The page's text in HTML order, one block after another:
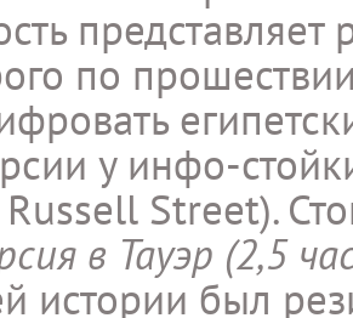
по
у инфо-
Street).
в Тауэр (2,5
истории был